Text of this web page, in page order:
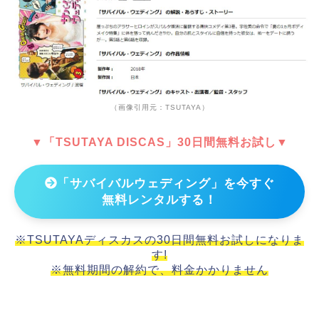
（画像引用元：TSUTAYA）
▼「TSUTAYA DISCAS」30日間無料お試し▼
「サバイバルウェディング」を今すぐ
無料レンタルする！
※TSUTAYAディスカスの30日間無料お試しになりま
す!
※無料期間の解約で、料金かかりません